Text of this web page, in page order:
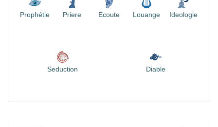
Prophétie Priere Ecoute Louange Ideologie
Seduction Diable